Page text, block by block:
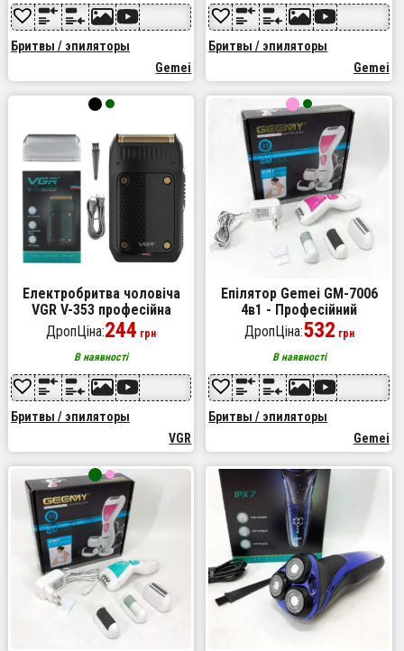
Бритвы / эпиляторы
Gemei
Бритвы / эпиляторы
Gemei
Електробритва чоловіча
VGR V-353 професійна
бритва шейвер для сухого
гоління тример. Колір:
чорний
ДропЦіна:244 грн
В наявності
Бритвы / эпиляторы
VGR
Епілятор Gemei GM-7006
4в1 - Професійний
бездротовий епілятор
бритва з насадками
триммер + пемза
ДропЦіна:532 грн
В наявності
Бритвы / эпиляторы
Gemei